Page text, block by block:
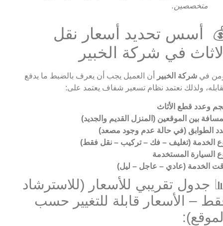
متخصصين.
أسس تحديد أسعار نقل
في شركة الخبير
في شركة الخبير
أن العميل يجب أن يعرف بالضبط ما يدفع
ولذلك نعتمد نظام تسعير شفاف يعتمد على:
وعدد قطع الأثاث
بين الموقعين (المنزل القديم والجديد)
الطوابق (في حالة عدم وجود مصعد)
الخدمة (تغليف – فك – تركيب – نقل فقط)
السيارة المستخدمة
الخدمة (عادي – عاجل – ليل)
جدول تقريبي للأسعار (للاسترشاد
– الأسعار قابلة للتغيير حسب